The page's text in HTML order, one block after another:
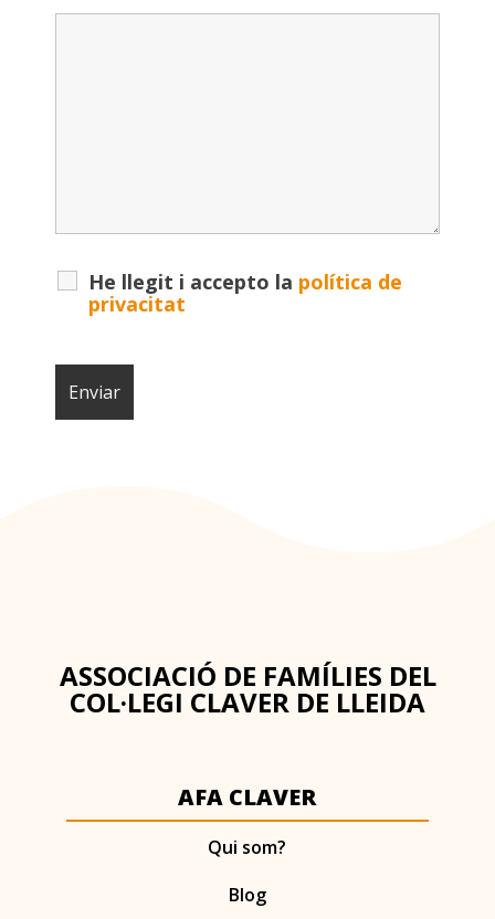
He llegit i accepto la política de
privacitat
ASSOCIACIÓ DE FAMÍLIES DEL
COL·LEGI CLAVER DE LLEIDA
AFA CLAVER
Qui som?
Blog